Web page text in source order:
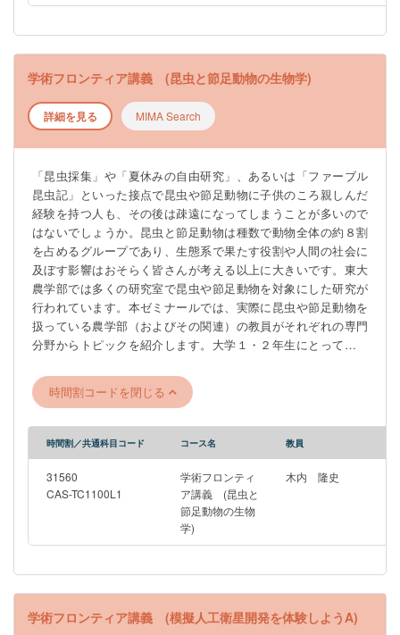
学術フロンティア講義 (昆虫と節足動物の生物学)
詳細を見る MIMA Search
「昆⾍採集」や「夏休みの⾃由研究」、あるいは「ファーブル
昆⾍記」といった接点で昆⾍や節⾜動物に⼦供のころ親しんだ
経験を持つ⼈も、その後は疎遠になってしまうことが多いので
はないでしょうか。昆⾍と節⾜動物は種数で動物全体の約８割
を占めるグループであり、⽣態系で果たす役割や⼈間の社会に
及ぼす影響はおそらく皆さんが考える以上に⼤きいです。東⼤
農学部では多くの研究室で昆⾍や節⾜動物を対象にした研究が
⾏われています。本ゼミナールでは、実際に昆⾍や節⾜動物を
扱っている農学部（およびその関連）の教員がそれぞれの専門
分野からトピックを紹介します。⼤学１・２年⽣にとっては⾼
様な観点から注目され研究されているのかを学んでいただきた
いと思います。予定している各回のトピックは以下の通りです
物学の概論（ガイダンス） 4月15日：カイコの生物学〜なぜカイ
コを研究するのか〜 4月22日：昆虫の繁殖戦略と進化 4月29日：
昆虫を通じて学ぶサステナビリティの実現 5月13日：ホルモンが
解き明かす本能行動の謎：進化を紐解く生命の鍵 5月20日：幼虫
は，変態することをいつ，どのように決めるのか？ 5月27日：昆
虫の生態と進化 6月10日：昆虫が匂い・味・フェロモンを感知す
る仕組み 6月17日：昆虫の保全生態学 6月24日：キクイムシ類の
す（２回目以降からの履修を認めない）。事情により１回目の
時間割コードを閉じる
時間割／共通科目コード コース名 教員
31560
CAS-TC1100L1
学術フロンティ
ア講義 (昆虫と
節足動物の生物
学)
木内 隆史
学術フロンティア講義 (模擬人工衛星開発を体験しようA)